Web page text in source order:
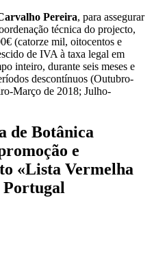
Pereira, para assegurar
técnica do projecto,
(catorze mil, oitocentos e
de IVA à taxa legal em
inteiro, durante seis meses e
descontínuos (Outubro-
Março de 2018; Julho-
de Botânica
e
«Lista Vermelha
Portugal